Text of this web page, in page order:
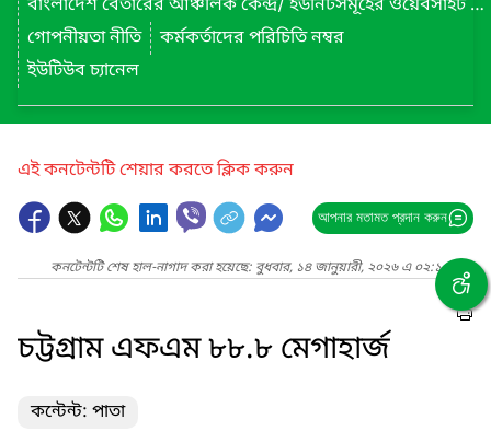
বাংলাদেশ বেতারের আঞ্চলিক কেন্দ্র/ ইউনিটসমূহের ওয়েবসাইট লিংক
গোপনীয়তা নীতি
কর্মকর্তাদের পরিচিতি নম্বর
ইউটিউব চ্যানেল
এই কনটেন্টটি শেয়ার করতে ক্লিক করুন
আপনার মতামত প্রদান করুন
কনটেন্টটি শেষ হাল-নাগাদ করা হয়েছে: বুধবার, ১৪ জানুয়ারী, ২০২৬ এ ০২:১০ PM
চট্টগ্রাম এফএম ৮৮.৮ মেগাহার্জ
কন্টেন্ট: পাতা